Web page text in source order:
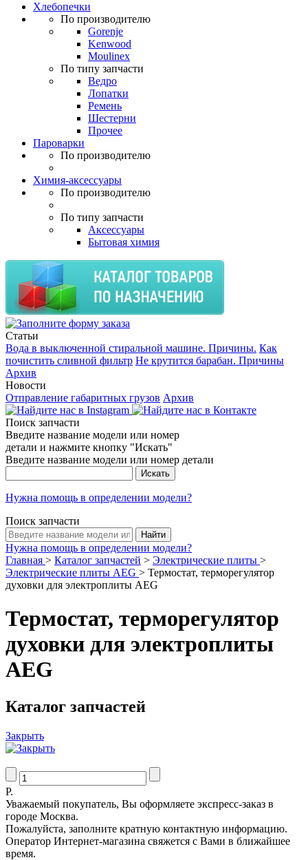
Хлебопечки
По производителю
Gorenje
Kenwood
Moulinex
По типу запчасти
Ведро
Лопатки
Ремень
Шестерни
Прочее
Пароварки
По производителю
Химия-аксессуары
По производителю
По типу запчасти
Аксессуары
Бытовая химия
Статьи
Вода в выключенной стиральной машине. Причины. Как
почистить сливной фильтр Не крутится барабан. Причины
Архив
Новости
Отправление габаритных грузов Архив
Поиск запчасти
Введите название модели или номер
детали и нажмите кнопку "Искать"
Введите название модели или номер детали
Нужна помощь в определении модели?
Поиск запчасти
Нужна помощь в определении модели?
Главная > Каталог запчастей > Электрические плиты >
Электрические плиты AEG > Термостат, терморегулятор
духовки для электроплиты AEG
Термостат, терморегулятор
духовки для электроплиты
AEG
Каталог запчастей
Закрыть
Р.
Уважаемый покупатель, Вы оформляете экспресс-заказ в
городе Москва.
Пожалуйста, заполните кратную контактную информацию.
Оператор Интернет-магазина свяжется с Вами в ближайшее
время.